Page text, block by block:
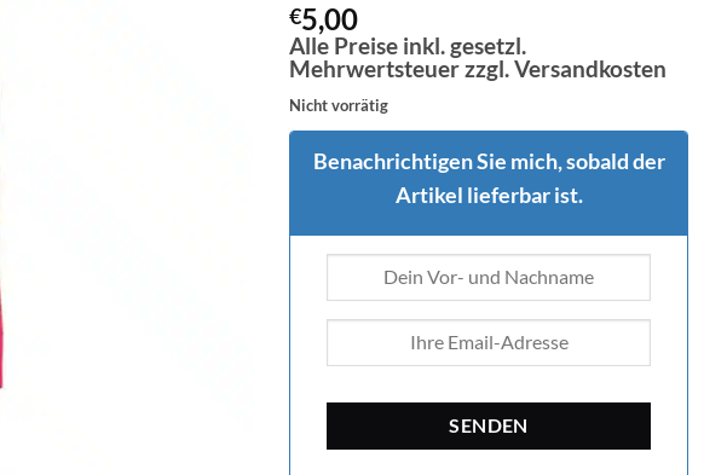
€5,00
Alle Preise inkl. gesetzl.
Mehrwertsteuer zzgl. Versandkosten
Nicht vorrätig
Benachrichtigen Sie mich, sobald der
Artikel lieferbar ist.